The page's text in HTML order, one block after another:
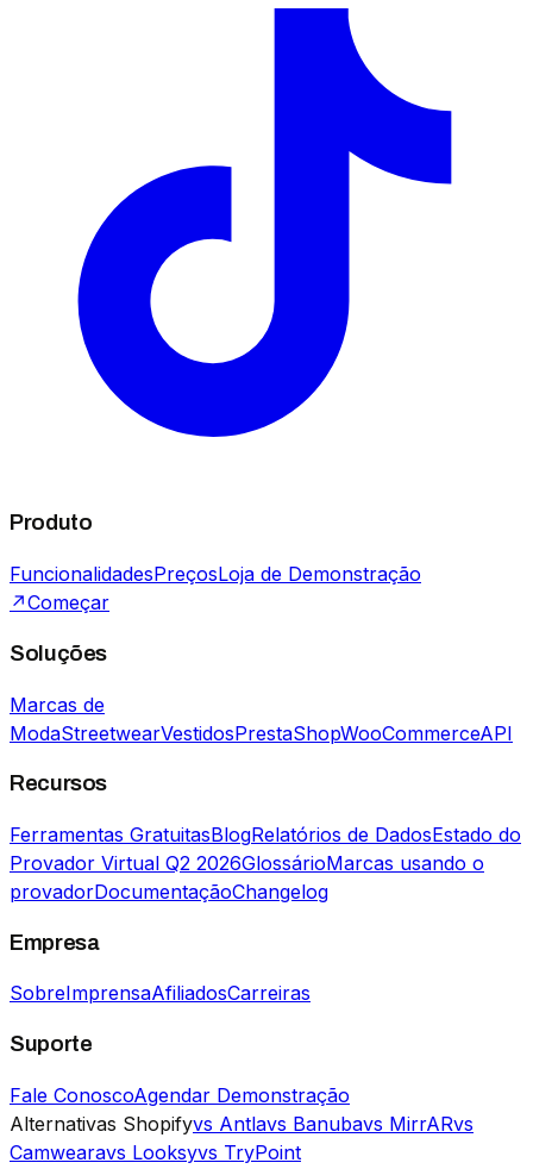
Produto
FuncionalidadesPreçosLoja de Demonstração
↗Começar
Soluções
Marcas de
ModaStreetwearVestidosPrestaShopWooCommerceAPI
Recursos
Ferramentas GratuitasBlogRelatórios de DadosEstado do
Provador Virtual Q2 2026GlossárioMarcas usando o
provadorDocumentaçãoChangelog
Empresa
SobreImprensaAfiliadosCarreiras
Suporte
Fale ConoscoAgendar Demonstração
Alternativas Shopifyvs Antlavs Banubavs MirrARvs
Camwearavs Looksyvs TryPoint